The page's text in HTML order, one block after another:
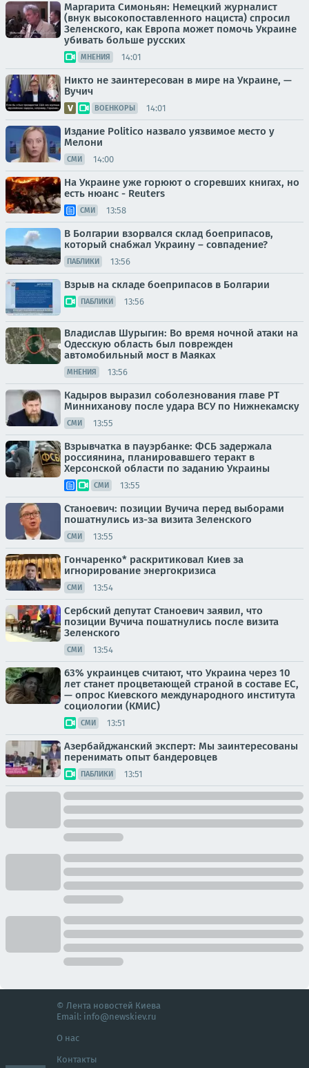
Маргарита Симоньян: Немецкий журналист
(внук высокопоставленного нациста) спросил
Зеленского, как Европа может помочь Украине
убивать больше русских
МНЕНИЯ 14:01
Никто не заинтересован в мире на Украине, —
Вучич
ВОЕНКОРЫ 14:01
Издание Politico назвало уязвимое место у
Мелони
СМИ 14:00
На Украине уже горюют о сгоревших книгах, но
есть нюанс - Reuters
СМИ 13:58
В Болгарии взорвался склад боеприпасов,
который снабжал Украину – совпадение?
ПАБЛИКИ 13:56
Взрыв на складе боеприпасов в Болгарии
ПАБЛИКИ 13:56
Владислав Шурыгин: Во время ночной атаки на
Одесскую область был поврежден
автомобильный мост в Маяках
МНЕНИЯ 13:56
Кадыров выразил соболезнования главе РТ
Минниханову после удара ВСУ по Нижнекамску
СМИ 13:55
Взрывчатка в пауэрбанке: ФСБ задержала
россиянина, планировавшего теракт в
Херсонской области по заданию Украины
СМИ 13:55
Станоевич: позиции Вучича перед выборами
пошатнулись из-за визита Зеленского
СМИ 13:55
Гончаренко* раскритиковал Киев за
игнорирование энергокризиса
СМИ 13:54
Сербский депутат Станоевич заявил, что
позиции Вучича пошатнулись после визита
Зеленского
СМИ 13:54
63% украинцев считают, что Украина через 10
лет станет процветающей страной в составе ЕС,
— опрос Киевского международного института
социологии (КМИС)
СМИ 13:51
Азербайджанский эксперт: Мы заинтересованы
перенимать опыт бандеровцев
ПАБЛИКИ 13:51
© Лента новостей Киева
Email: info@newskiev.ru
О нас
Контакты